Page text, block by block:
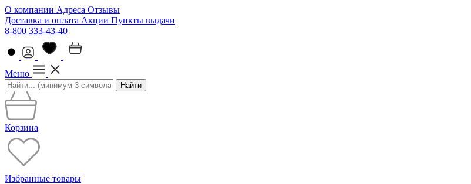
О компании Адреса Отзывы
Доставка и оплата Акции Пункты выдачи
8-800 333-43-40
Меню
Найти
Корзина
Избранные товары